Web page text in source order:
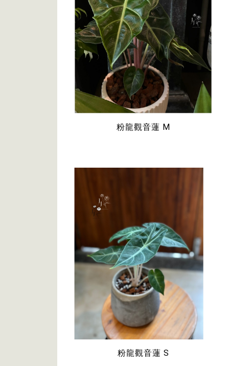
粉龍觀音蓮 M
粉龍觀音蓮 S